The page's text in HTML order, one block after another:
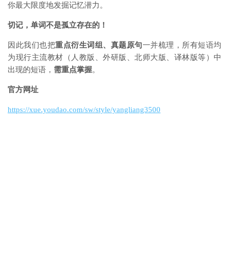
你最大限度地发掘记忆潜力。
切记，单词不是孤立存在的！
因此我们也把重点衍生词组、真题原句一并梳理，所有短语均
为现行主流教材（人教版、外研版、北师大版、译林版等）中
出现的短语， 需重点掌握。
官方网址
https://xue.youdao.com/sw/style/yangliang3500